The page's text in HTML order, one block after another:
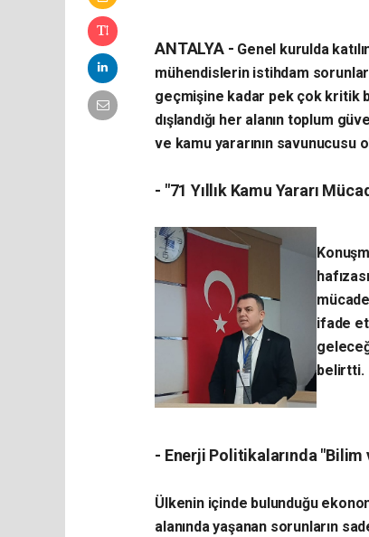
ANTALYA - Genel kurulda
mühendislerin istihdam
geçmişine kadar pek çok kritik
dışlandığı her alanın toplum
ve kamu yararının savunucusu
- ​"71 Yıllık Kamu Yararı
ifade
belirtti.
- Enerji Politikalarında "Bilim
​Ülkenin içinde bulunduğu
alanında yaşanan sorunların